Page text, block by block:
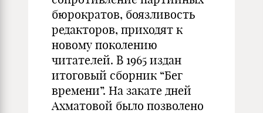
бюрократов, боязливость
редакторов, приходят к
новому поколению
читателей. В 1965 издан
итоговый сборник “Бег
времени”. На закате дней
Ахматовой было позволено